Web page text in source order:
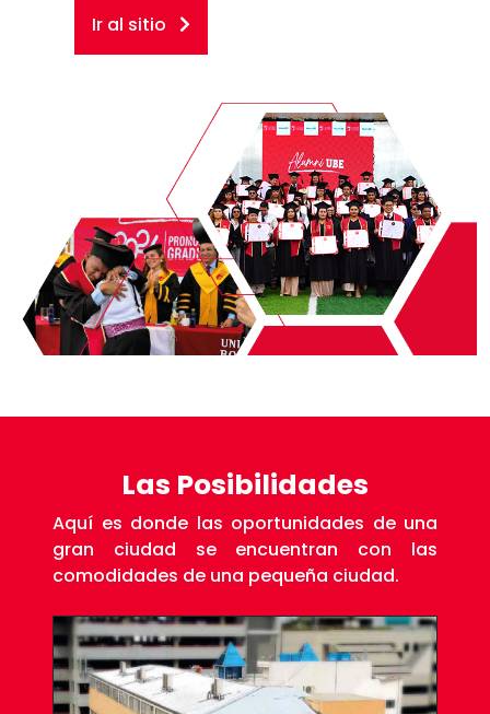
Ir al sitio
Las Posibilidades
Aquí es donde las oportunidades de una
gran ciudad se encuentran con las
comodidades de una pequeña ciudad.